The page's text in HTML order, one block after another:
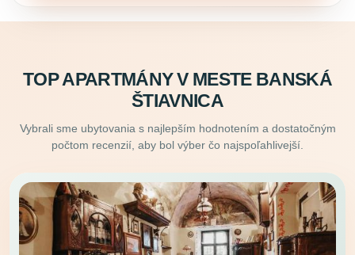
TOP APARTMÁNY V MESTE BANSKÁ
ŠTIAVNICA
Vybrali sme ubytovania s najlepším hodnotením a dostatočným
počtom recenzií, aby bol výber čo najspoľahlivejší.